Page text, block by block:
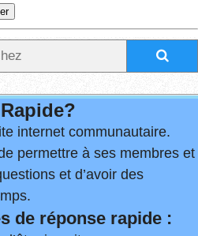
internet communautaire.
permettre à ses membres et
et d’avoir des
de réponse rapide :